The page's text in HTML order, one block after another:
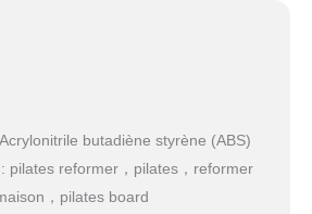
butadiène styrène (ABS)
pilates reformer，pilates，reformer
，pilates board